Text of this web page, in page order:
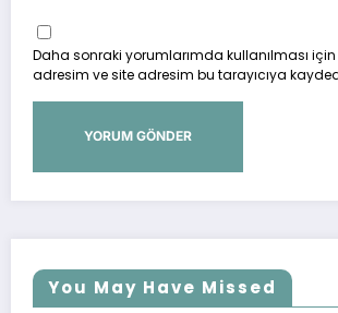
Daha sonraki yorumlarımda kullanılması
adresim ve site adresim bu tarayıcıya
You May Have Missed